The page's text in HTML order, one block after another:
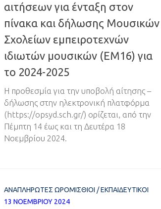
αιτήσεων για ένταξη στον
πίνακα και δήλωσης Μουσικών
Σχολείων εμπειροτεχνών
ιδιωτών μουσικών (ΕΜ16) για
το 2024-2025
Η προθεσμία για την υποβολή αίτησης –
δήλωσης στην ηλεκτρονική πλατφόρμα
(https://opsyd.sch.gr/) ορίζεται, από την
Πέμπτη 14 έως και τη Δευτέρα 18
Νοεμβρίου 2024.
ΑΝΑΠΛΗΡΩΤΈΣ ΩΡΟΜΊΣΘΙΟΙ /ΕΚΠΑΙΔΕΥΤΙΚΟΊ
13 ΝΟΕΜΒΡΊΟΥ 2024